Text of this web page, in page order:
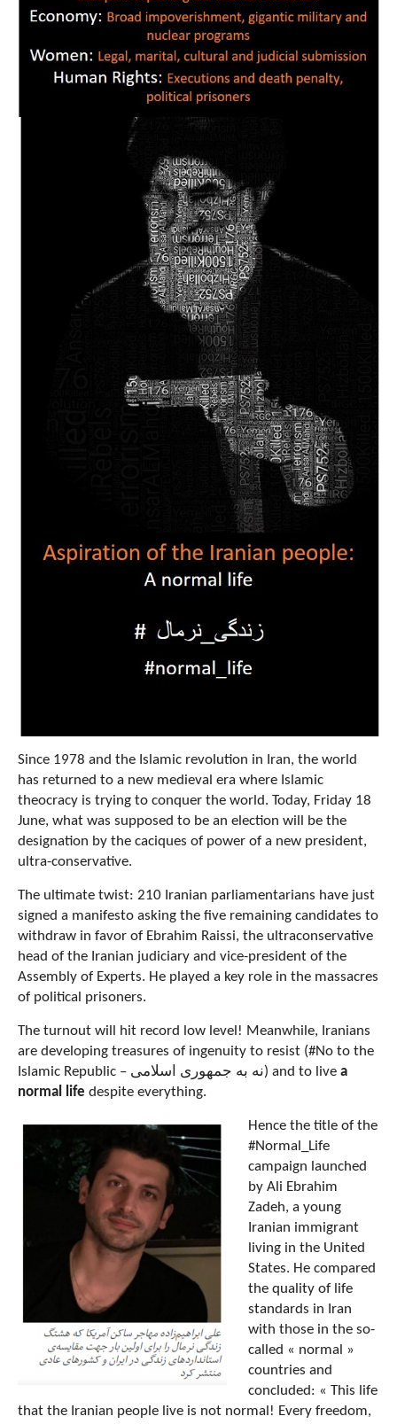
Since 1978 and the Islamic revolution in Iran, the world
has returned to a new medieval era where Islamic
theocracy is trying to conquer the world. Today, Friday 18
June, what was supposed to be an election will be the
designation by the caciques of power of a new president,
ultra-conservative.
The ultimate twist: 210 Iranian parliamentarians have just
signed a manifesto asking the five remaining candidates to
withdraw in favor of Ebrahim Raissi, the ultraconservative
head of the Iranian judiciary and vice-president of the
Assembly of Experts. He played a key role in the massacres
of political prisoners.
The turnout will hit record low level! Meanwhile, Iranians
are developing treasures of ingenuity to resist (#No to the
Islamic Republic – نه به جمهوری اسلامی) and to live a
normal life despite everything.
Hence the title of the
#Normal_Life
campaign launched
by Ali Ebrahim
Zadeh, a young
Iranian immigrant
living in the United
States. He compared
the quality of life
standards in Iran
with those in the so-
called « normal »
countries and
concluded: « This life
that the Iranian people live is not normal! Every freedom,